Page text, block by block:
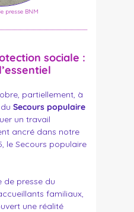
presse BNM
sociale :
partiellement, à
Secours populaire
un travail
ancré dans notre
le Secours populaire
de presse du
familiaux,
une réalité